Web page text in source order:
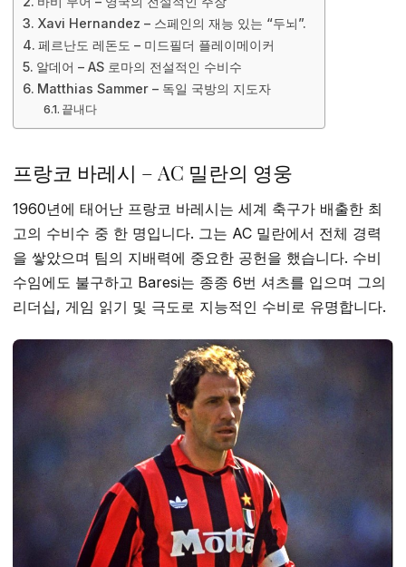
Xavi Hernandez – 스페인의 재능 있는 “두뇌”.
페르난도 레돈도 – 미드필더 플레이메이커
알데어 – AS 로마의 전설적인 수비수
Matthias Sammer – 독일 국방의 지도자
끝내다
프랑코 바레시 – AC 밀란의 영웅
1960년에 태어난 프랑코 바레시는 세계 축구가 배출한 최
고의 수비수 중 한 명입니다. 그는 AC 밀란에서 전체 경력
을 쌓았으며 팀의 지배력에 중요한 공헌을 했습니다. 수비
수임에도 불구하고 Baresi는 종종 6번 셔츠를 입으며 그의
리더십, 게임 읽기 및 극도로 지능적인 수비로 유명합니다.